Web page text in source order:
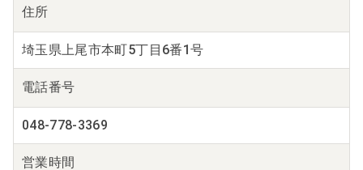
住所
埼玉県上尾市本町5丁目6番1号
電話番号
048-778-3369
営業時間